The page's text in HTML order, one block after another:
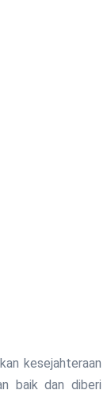
kesejahteraan
baik dan diberi